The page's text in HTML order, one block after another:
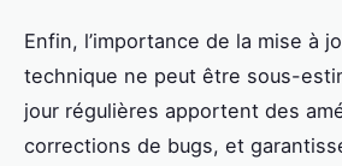
Enfin, l’importance de la mise à
technique ne peut être sous-
jour régulières apportent des
corrections de bugs, et